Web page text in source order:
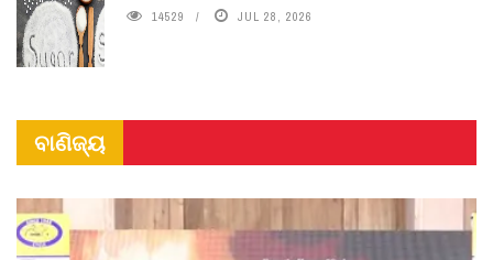
14529 JUL 28, 2026
ବାଣିଜ୍ୟ